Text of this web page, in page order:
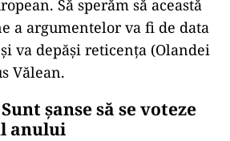
Să sperăm să această
a argumentelor va fi de data
va depăşi reticenţa (Olandei
Vălean.
șanse să se voteze
anului